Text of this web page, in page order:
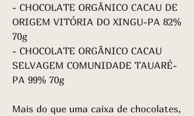
- CHOCOLATE ORGÂNICO CACAU DE
ORIGEM VITÓRIA DO XINGU-PA 82%
70g
- CHOCOLATE ORGÂNICO CACAU
SELVAGEM COMUNIDADE TAUARÉ-
PA 99% 70g
Mais do que uma caixa de chocolates,